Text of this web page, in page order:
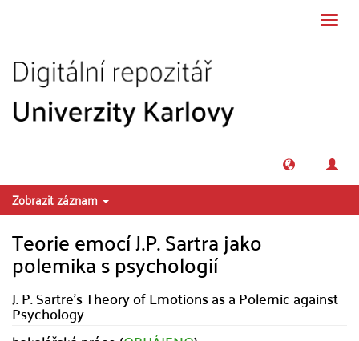
Zobrazit záznam
Teorie emocí J.P. Sartra jako
polemika s psychologií
J. P. Sartre's Theory of Emotions as a Polemic against
Psychology